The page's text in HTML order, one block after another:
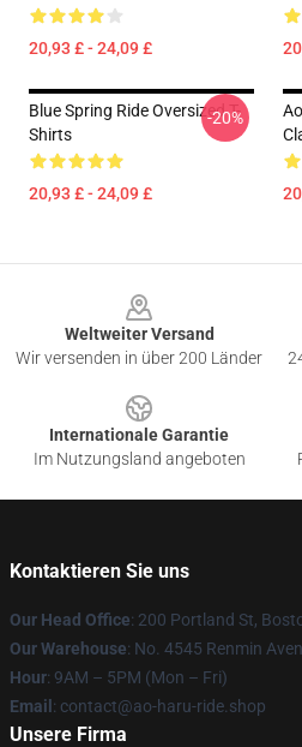
20,93 £ - 24,09 £
Blue Spring Ride Oversized T-
Shirts
20,93 £ - 24,09 £
-20%
Weltweiter Versand
Wir versenden in über 200 Länder
Internationale Garantie
Im Nutzungsland angeboten
Kontaktieren Sie uns
Our Head Office: 200 Portland St,
Our Warehouse: No. 4545 Renmin
Hour: 9AM – 5PM (Mon – Fri)
Email : contact@ao-haru-ride.shop
Unsere Firma